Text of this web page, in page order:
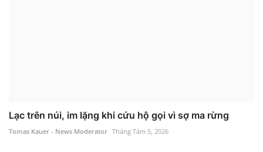
Lạc trên núi, im lặng khi cứu hộ gọi vì sợ ma rừng
Tomas Kauer - News Moderator Tháng Tám 5, 2026